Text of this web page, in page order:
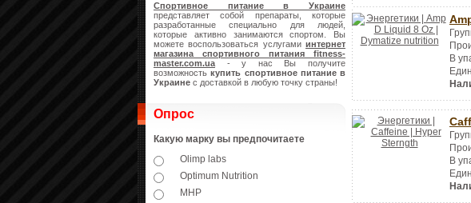
Спортивное питание в Украине
представляет собой препараты, которые
разработанные специально для людей,
которые активно занимаются спортом. Вы
можете воспользоваться услугами интернет
магазина спортивного питания
fitness-
master.com.ua - у нас Вы получите
возможностькупить спортивное питание в
Украине с доставкой в любую точку страны!
Опрос
Какую марку вы предпочитаете
Olimp labs
Optimum Nutrition
MHP
В
В